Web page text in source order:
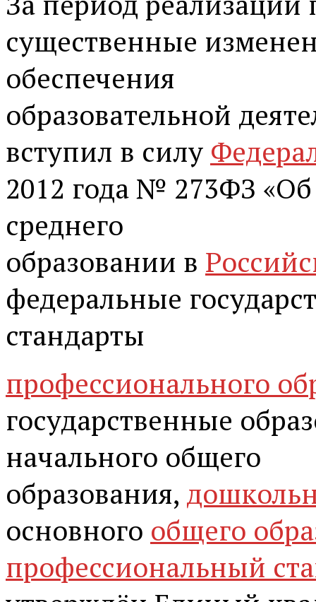
существенные
обеспечения
образовательной
вступил в силу
2012 года № 273­ФЗ «Об
среднего
образовании в
федеральные
стандарты
профессионального
государственные
начального общего
образования,
основного общего
профессиональный